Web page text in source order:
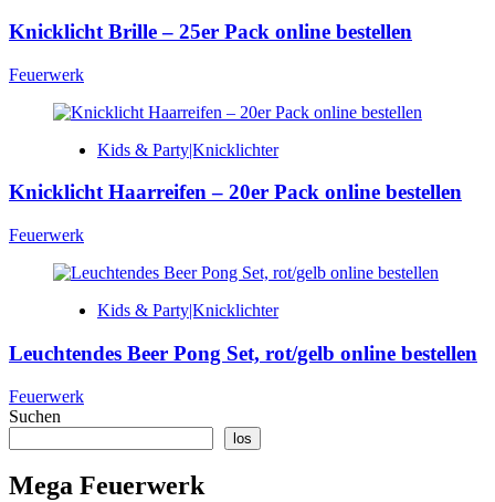
Knicklicht Brille – 25er Pack online bestellen
Feuerwerk
Kids & Party|Knicklichter
Knicklicht Haarreifen – 20er Pack online bestellen
Feuerwerk
Kids & Party|Knicklichter
Leuchtendes Beer Pong Set, rot/gelb online bestellen
Feuerwerk
Suchen
los
Mega Feuerwerk